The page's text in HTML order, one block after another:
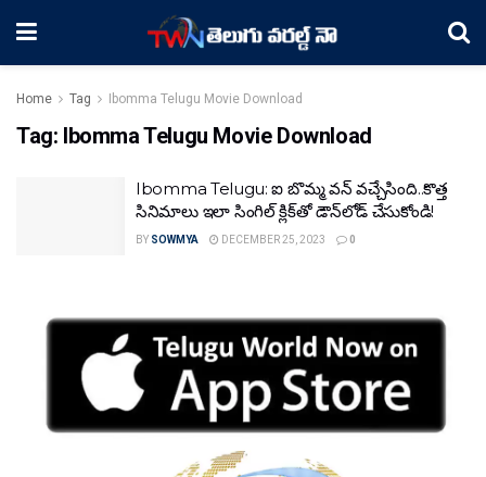
Home Tag Ibomma Telugu Movie Download
Tag: Ibomma Telugu Movie Download
Ibomma Telugu: ఐ బొమ్మ వన్ వచ్చేసింది..కొత్త
సినిమాలు ఇలా సింగిల్ క్లిక్‌తో డౌన్‌లోడ్ చేసుకోండి!
BY SOWMYA DECEMBER 25, 2023 0